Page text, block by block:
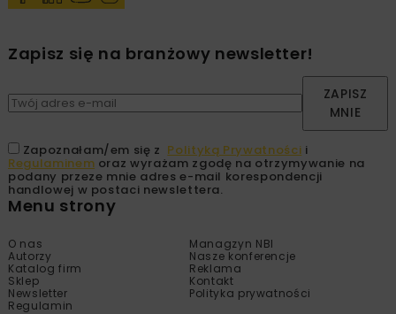
Zapisz się na branżowy newsletter!
ZAPISZ
MNIE
Zapoznałam/em się z Polityką Prywatności i
Regulaminem oraz wyrażam zgodę na otrzymywanie na
podany przeze mnie adres e-mail korespondencji
handlowej w postaci newslettera.
Menu strony
O nas
Managzyn NBI
Autorzy
Nasze konferencje
Katalog firm
Reklama
Sklep
Kontakt
Newsletter
Polityka prywatności
Regulamin